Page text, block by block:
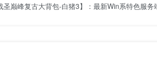
巅峰复古大背包-白猪3】：最新Win系特色服